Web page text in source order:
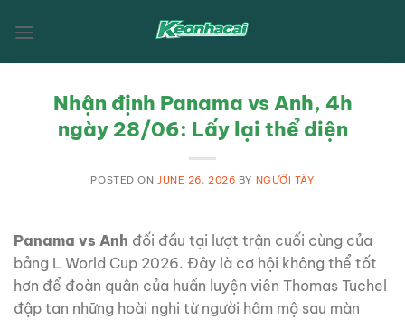
Nhận định Panama vs Anh, 4h
ngày 28/06: Lấy lại thể diện
POSTED ONJUNE 26, 2026 BY NGƯỜI TÀY
Panama vs Anh đối đầu tại lượt trận cuối cùng của
bảng L World Cup 2026. Đây là cơ hội không thể tốt
hơn để đoàn quân của huấn luyện viên Thomas Tuchel
đập tan những hoài nghi từ người hâm mộ sau màn